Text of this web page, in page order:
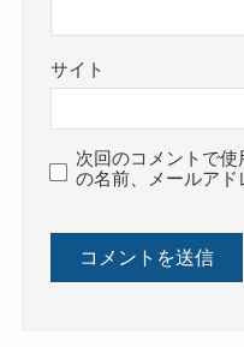
サイト
次回のコメントで
の名前、メールアド